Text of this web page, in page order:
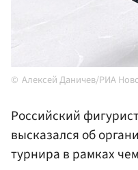
Алексей Даничев/РИА
Российский
высказался об
турнира в рамках